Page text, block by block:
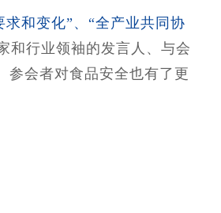
和变化”、“全产业共同协
和行业领袖的发言人、与会
参会者对食品安全也有了更